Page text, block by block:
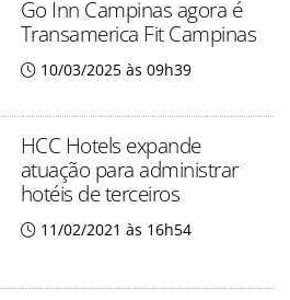
Go Inn Campinas agora é
Transamerica Fit Campinas
10/03/2025 às 09h39
HCC Hotels expande
atuação para administrar
hotéis de terceiros
11/02/2021 às 16h54